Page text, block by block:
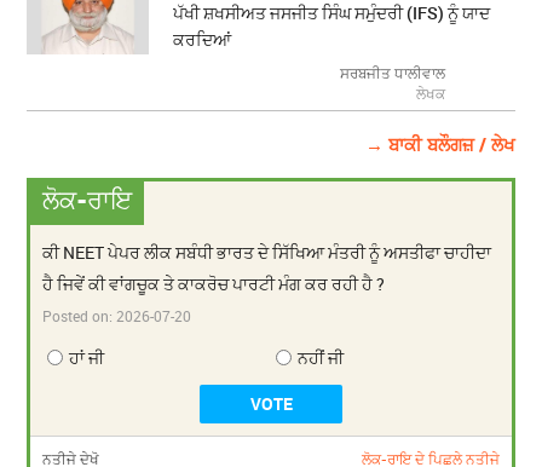
ਪੱਖੀ ਸ਼ਖਸੀਅਤ ਜਸਜੀਤ ਸਿੰਘ ਸਮੁੰਦਰੀ (IFS) ਨੂੰ ਯਾਦ
ਕਰਦਿਆਂ
ਸਰਬਜੀਤ ਧਾਲੀਵਾਲ
ਲੇਖਕ
→ ਬਾਕੀ ਬਲੌਗਜ਼ / ਲੇਖ
ਲੋਕ-ਰਾਇ
ਕੀ NEET ਪੇਪਰ ਲੀਕ ਸਬੰਧੀ ਭਾਰਤ ਦੇ ਸਿੱਖਿਆ ਮੰਤਰੀ ਨੂੰ ਅਸਤੀਫਾ ਚਾਹੀਦਾ
ਹੈ ਜਿਵੇਂ ਕੀ ਵਾਂਗਚੂਕ ਤੇ ਕਾਕਰੋਚ ਪਾਰਟੀ ਮੰਗ ਕਰ ਰਹੀ ਹੈ ?
Posted on:2026-07-20
ਹਾਂ ਜੀ ਨਹੀਂ ਜੀ
ਨਤੀਜੇ ਦੇਖੋ ਲੋਕ-ਰਾਇ ਦੇ ਪਿਛਲੇ ਨਤੀਜੇ